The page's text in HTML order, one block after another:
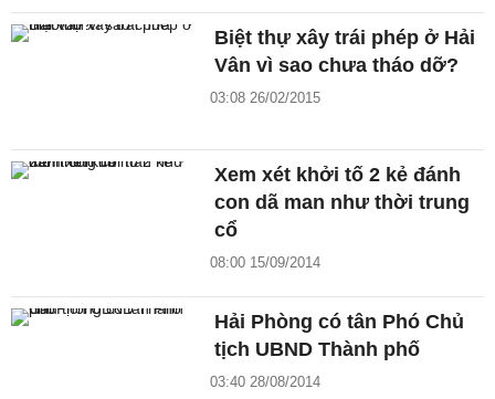
Biệt thự xây trái phép ở Hải
Vân vì sao chưa tháo dỡ?
03:08 26/02/2015
Xem xét khởi tố 2 kẻ đánh
con dã man như thời trung
cổ
08:00 15/09/2014
Hải Phòng có tân Phó Chủ
tịch UBND Thành phố
03:40 28/08/2014